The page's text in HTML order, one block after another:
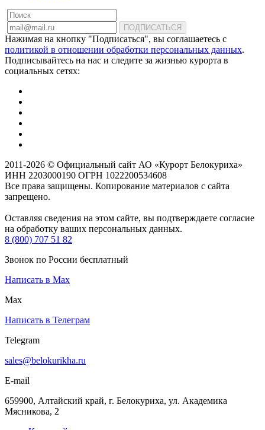
ПОДПИСАТЬСЯ
Нажимая на кнопку "Подписаться", вы соглашаетесь с
политикой в отношении обработки персональных данных.
Подписывайтесь на нас и следите за жизнью курорта в
социальных сетях:
2011-2026 © Официальный сайт АО «Курорт Белокуриха»
ИНН 2203000190 ОГРН 1022200534608
Все права защищены. Копирование материалов с сайта
запрещено.
Оставляя сведения на этом сайте, вы подтверждаете согласие
на обработку ваших персональных данных.
8 (800) 707 51 82
Звонок по России бесплатный
Написать в Max
Max
Написать в Телеграм
Telegram
sales@belokurikha.ru
E-mail
659900, Алтайский край, г. Белокуриха, ул. Академика
Мясникова, 2